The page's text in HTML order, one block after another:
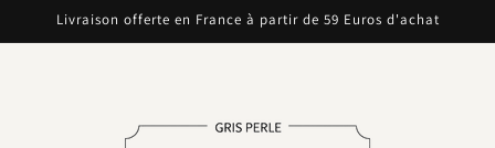
Livraison offerte en France à partir de 59 Euros d'achat